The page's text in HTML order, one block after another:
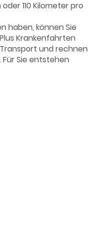
110 Kilometer pro
haben, können Sie
Krankenfahrten
und rechnen
Sie entstehen